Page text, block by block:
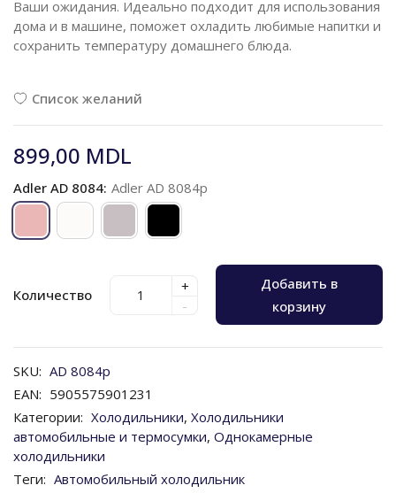
Ваши ожидания. Идеально подходит для использования
дома и в машине, поможет охладить любимые напитки и
сохранить температуру домашнего блюда.
Список желаний
899,00 MDL
Adler AD 8084: Adler AD 8084p
Количество
+
-
Добавить в
корзину
SKU: AD 8084p
EAN: 5905575901231
Категории: Холодильники, Холодильники
автомобильные и термосумки, Однокамерные
холодильники
Теги: Автомобильный холодильник